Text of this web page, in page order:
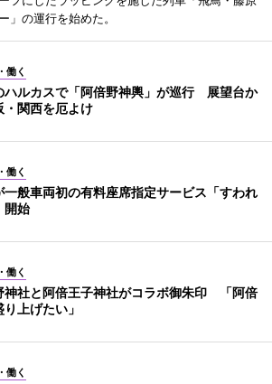
」の運行を始めた。
働く
ハルカスで「阿倍野神輿」が巡行 展望台か
・関西を厄よけ
働く
一般車両初の有料座席指定サービス「すわれ
開始
働く
神社と阿倍王子神社がコラボ御朱印 「阿倍
上げたい」
働く